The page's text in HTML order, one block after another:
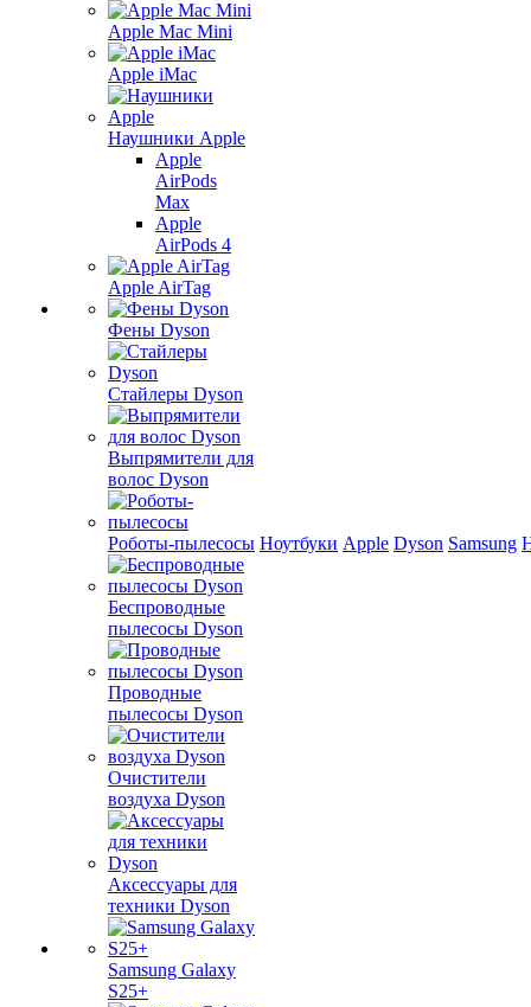
Apple Mac Mini
Apple iMac
Наушники Apple
Apple
AirPods
Max
Apple
AirPods 4
Apple AirTag
Фены Dyson
Стайлеры Dyson
Выпрямители для
волос Dyson
Роботы-пылесосы
Беспроводные
пылесосы Dyson
Проводные
пылесосы Dyson
Очистители
воздуха Dyson
Аксессуары для
техники Dyson
Samsung Galaxy
S25+
Ноутбуки Apple Dyson Samsung